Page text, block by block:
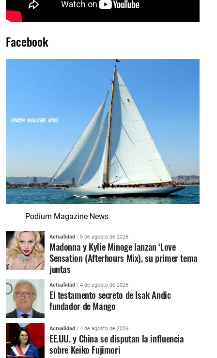
Facebook
Podium Magazine News
Actualidad / 5 de agosto de 2026
Madonna y Kylie Minoge lanzan ‘Love
Sensation (Afterhours Mix), su primer tema
juntas
Actualidad / 4 de agosto de 2026
El testamento secreto de Isak Andic
fundador de Mango
Actualidad / 4 de agosto de 2026
EE.UU. y China se disputan la influencia
sobre Keiko Fujimori